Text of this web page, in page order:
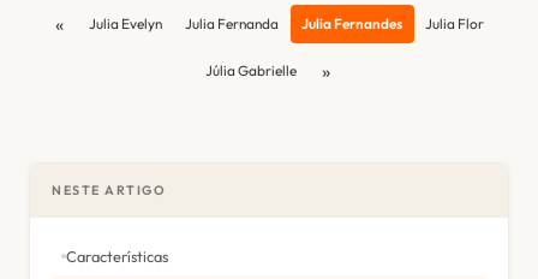
« Julia Evelyn Julia Fernanda Julia Fernandes Julia Flor
Júlia Gabrielle »
NESTE ARTIGO
Características